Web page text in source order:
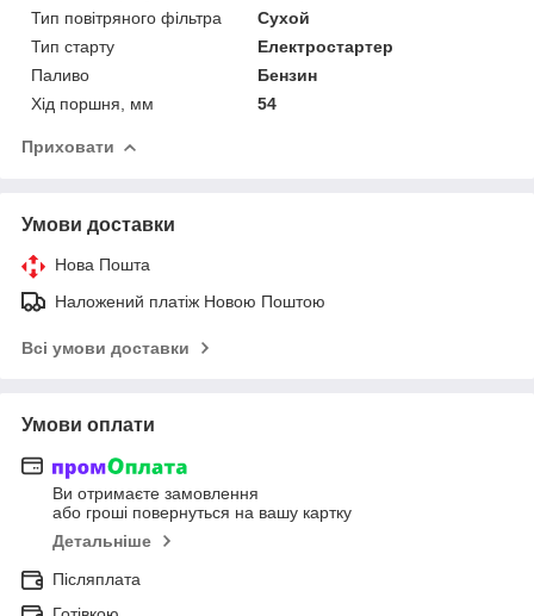
Тип повітряного фільтра
Сухой
Тип старту
Електростартер
Паливо
Бензин
Хід поршня, мм
54
Приховати
Умови доставки
Нова Пошта
Наложений платіж Новою Поштою
Всі умови доставки
Умови оплати
Ви отримаєте замовлення
або гроші повернуться на вашу картку
Детальніше
Післяплата